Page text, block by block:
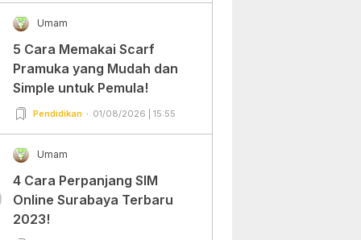
Umam
5 Cara Memakai Scarf
Pramuka yang Mudah dan
Simple untuk Pemula!
Pendidikan 01/08/2026 | 15:55
Umam
4 Cara Perpanjang SIM
Online Surabaya Terbaru
2023!